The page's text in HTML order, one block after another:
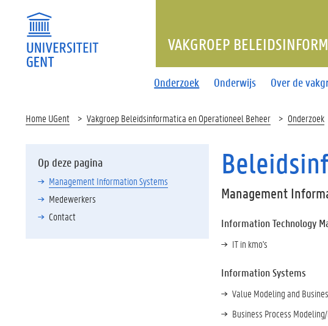
Onderzoek Onderwijs Over de
VAKGROEP
Home UGent Vakgroep Beleidsinformatica en Operationeel Beheer Onderzoek
Op deze pagina
Management Information Systems
Medewerkers
Contact
Management
Information Technology
IT in kmo's
Information Systems
Value Modeling and
Business Process